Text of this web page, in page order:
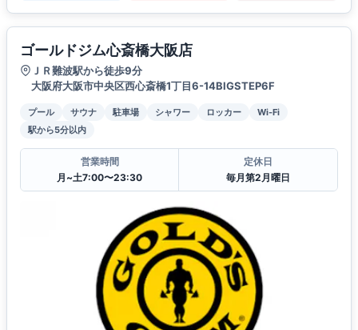
ゴールドジム心斎橋大阪店
ＪＲ難波駅から徒歩9分
大阪府大阪市中央区西心斎橋1丁目6-14BIGSTEP6F
プール サウナ 駐車場 シャワー ロッカー
Wi-Fi
駅から5分以内
営業時間
月~土7:00〜23:30
定休日
毎月第2月曜日